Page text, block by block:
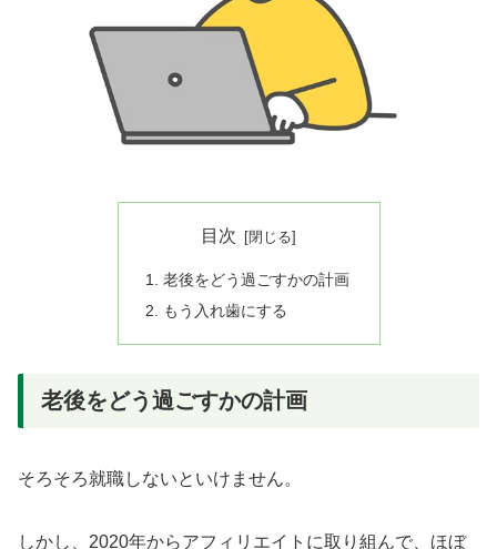
目次
老後をどう過ごすかの計画
もう入れ歯にする
老後をどう過ごすかの計画
そろそろ就職しないといけません。
しかし、2020年からアフィリエイトに取り組んで、ほぼ